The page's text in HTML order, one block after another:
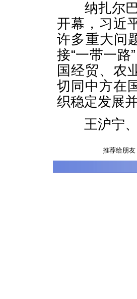
纳扎尔巴
开幕，习近
许多重大问
接“一带一路
国经贸、农
切同中方在
织稳定发展
王沪宁、
推荐给朋友